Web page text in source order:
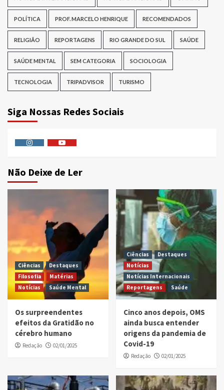
POLÍTICA PROF. MARCELO HENRIQUE RECOMENDADOS
RELIGIÃO REPORTAGENS RIO GRANDE DO SUL SAÚDE
SAÚDE MENTAL SEM CATEGORIA SOCIOLOGIA
TECNOLOGIA TRIPADVISOR TURISMO
Siga Nossas Redes Sociais
Não Deixe de Ler
Ciências
Destaques
Filosofia
Matérias
Notícias
Saúde Mental
Os surpreendentes
efeitos da Gratidão no
cérebro humano
Redação 02/01/2025
Ciências
Destaques
Notícias
Notícias Internacionais
Reportagens
Saúde
Cinco anos depois, OMS
ainda busca entender
origens da pandemia de
Covid-19
Redação 02/01/2025